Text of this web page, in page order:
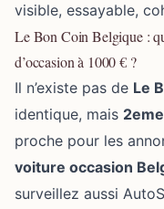
visible, essayable,
Le Bon Coin Belgique :
d’occasion à 1000 € ?
Il n’existe pas de Le
identique, mais
proche pour les
voiture occasion
surveillez aussi